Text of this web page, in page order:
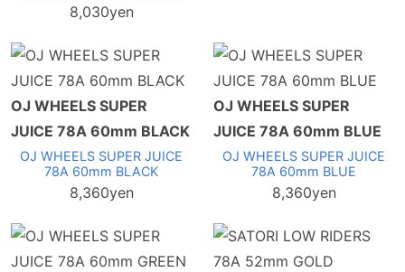
8,030yen
OJ WHEELS SUPER
JUICE 78A 60mm BLACK
OJ WHEELS SUPER JUICE
78A 60mm BLACK
8,360yen
OJ WHEELS SUPER
JUICE 78A 60mm BLUE
OJ WHEELS SUPER JUICE
78A 60mm BLUE
8,360yen